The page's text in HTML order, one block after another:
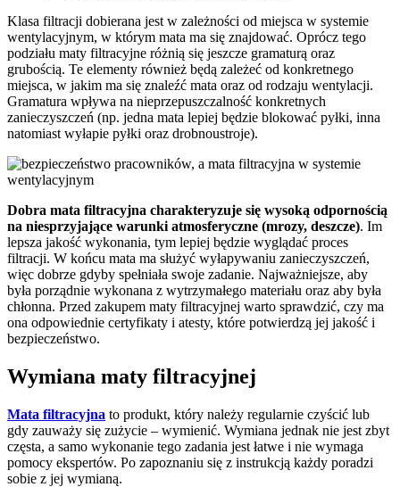
Klasa filtracji dobierana jest w zależności od miejsca w systemie
wentylacyjnym, w którym mata ma się znajdować. Oprócz tego
podziału maty filtracyjne różnią się jeszcze gramaturą oraz
grubością. Te elementy również będą zależeć od konkretnego
miejsca, w jakim ma się znaleźć mata oraz od rodzaju wentylacji.
Gramatura wpływa na nieprzepuszczalność konkretnych
zanieczyszczeń (np. jedna mata lepiej będzie blokować pyłki, inna
natomiast wyłapie pyłki oraz drobnoustroje).
Dobra mata filtracyjna charakteryzuje się wysoką odpornością
na niesprzyjające warunki atmosferyczne (mrozy, deszcze). Im
lepsza jakość wykonania, tym lepiej będzie wyglądać proces
filtracji. W końcu mata ma służyć wyłapywaniu zanieczyszczeń,
więc dobrze gdyby spełniała swoje zadanie. Najważniejsze, aby
była porządnie wykonana z wytrzymałego materiału oraz aby była
chłonna. Przed zakupem maty filtracyjnej warto sprawdzić, czy ma
ona odpowiednie certyfikaty i atesty, które potwierdzą jej jakość i
bezpieczeństwo.
Wymiana maty filtracyjnej
Mata filtracyjna to produkt, który należy regularnie czyścić lub
gdy zauważy się zużycie – wymienić. Wymiana jednak nie jest zbyt
częsta, a samo wykonanie tego zadania jest łatwe i nie wymaga
pomocy ekspertów. Po zapoznaniu się z instrukcją każdy poradzi
sobie z jej wymianą.